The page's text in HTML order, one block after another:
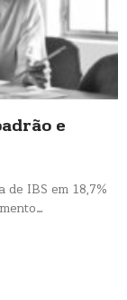
e
de IBS em 18,7%